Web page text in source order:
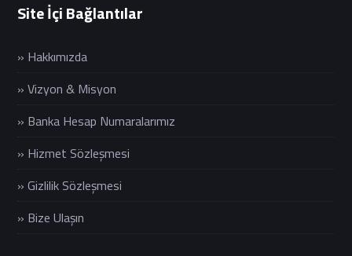
Site İçi Bağlantılar
» Hakkımızda
» Vizyon & Misyon
» Banka Hesap Numaralarımız
» Hizmet Sözleşmesi
» Gizlilik Sözleşmesi
» Bize Ulaşın